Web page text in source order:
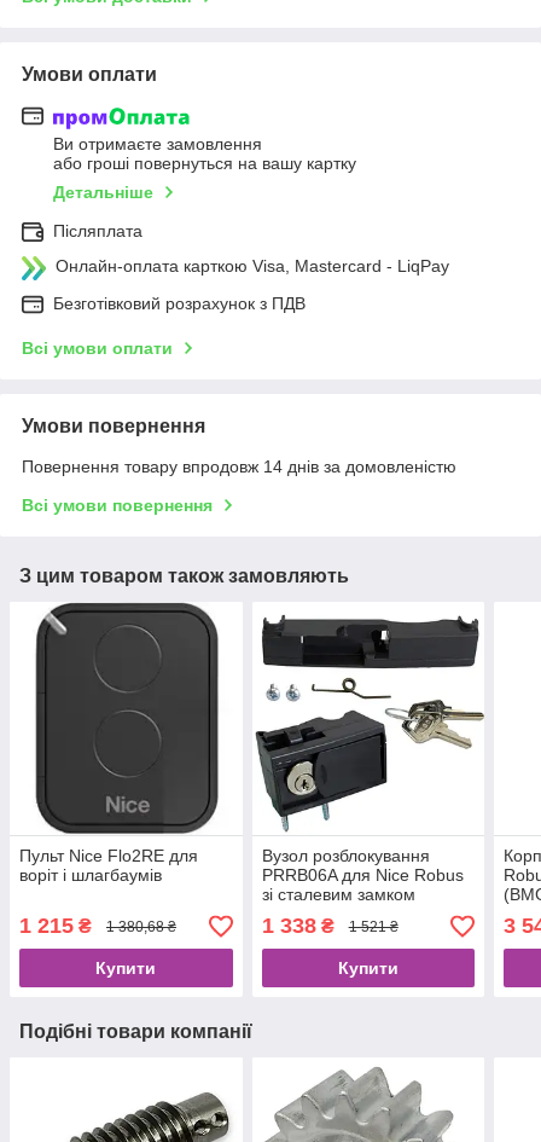
Умови оплати
Ви отримаєте замовлення
або гроші повернуться на вашу картку
Детальніше
Післяплата
Онлайн-оплата карткою Visa, Mastercard - LiqPay
Безготівковий розрахунок з ПДВ
Всі умови оплати
Умови повернення
Повернення товару впродовж 14 днів за домовленістю
Всі умови повернення
З цим товаром також замовляють
Пульт Nice Flo2RE для
воріт і шлагбаумів
1 215 ₴ 1 380,68 ₴
Купити
Вузол розблокування
PRRB06A для Nice Robus
зі сталевим замком
1 338₴ 1 521 ₴
Купити
3
Подібні товари компанії